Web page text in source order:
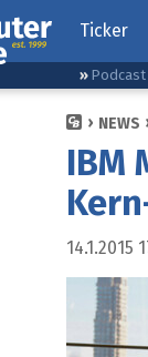
Ticker
Podcast
NEWS
IBM
14.1.2015